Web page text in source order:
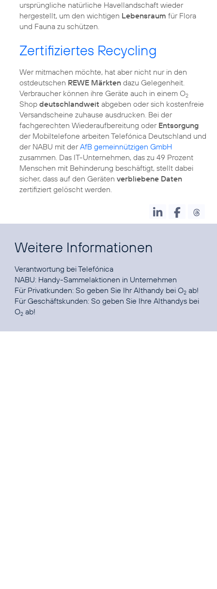
ursprüngliche natürliche Havellandschaft wieder
hergestellt, um den wichtigen Lebensraum für Flora
und Fauna zu schützen.
Zertifiziertes Recycling
Wer mitmachen möchte, hat aber nicht nur in den
ostdeutschen REWE Märkten dazu Gelegenheit.
Verbraucher können ihre Geräte auch in einem O2
Shop deutschlandweit abgeben oder sich kostenfreie
Versandscheine zuhause ausdrucken. Bei der
fachgerechten Wiederaufbereitung oder Entsorgung
der Mobiltelefone arbeiten Telefónica Deutschland und
der NABU mit derAfB gemeinnützigen GmbH
zusammen. Das IT-Unternehmen, das zu 49 Prozent
Menschen mit Behinderung beschäftigt, stellt dabei
sicher, dass auf den Geräten verbliebene Daten
zertifiziert gelöscht werden.
Weitere Informationen
Verantwortung bei Telefónica
NABU: Handy-Sammelaktionen in Unternehmen
Für Privatkunden: So geben Sie Ihr Althandy bei O2 ab!
Für Geschäftskunden: So geben Sie Ihre Althandys bei
O2 ab!